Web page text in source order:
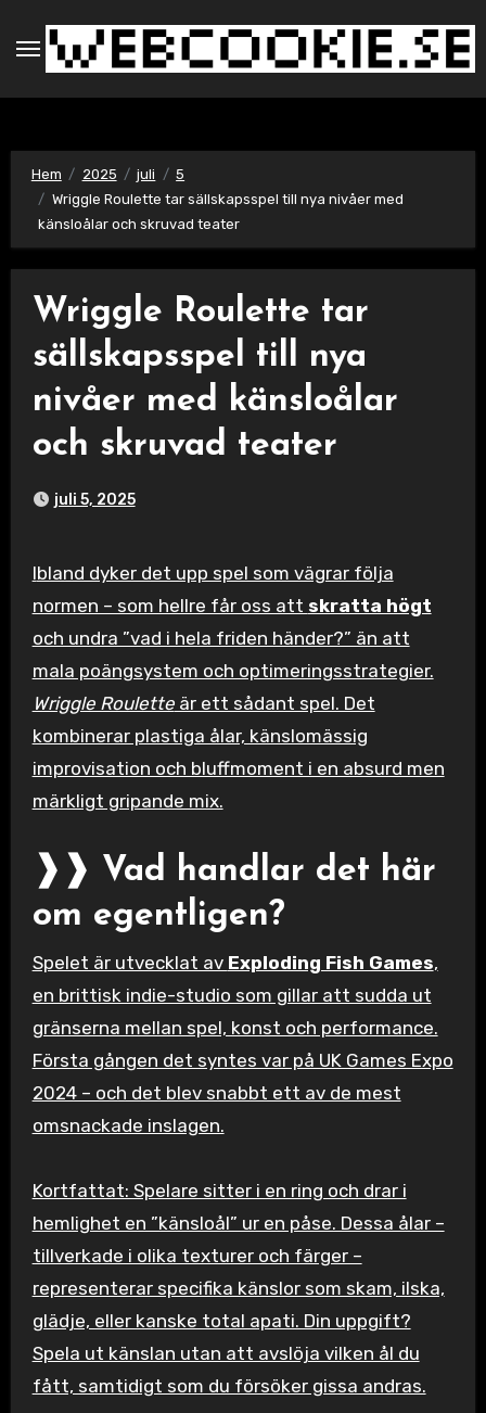
till
innehåll
Hem 2025 juli
5
Wriggle Roulette tar sällskapsspel till nya nivåer med
känsloålar och skruvad teater
Wriggle Roulette tar
sällskapsspel till nya
nivåer med känsloålar
och skruvad teater
juli 5, 2025
Ibland dyker det upp spel som vägrar följa
normen – som hellre får oss att skratta högt
och undra ”vad i hela friden händer?” än att
mala poängsystem och optimeringsstrategier.
Wriggle Rouletteär ett sådant spel. Det
kombinerar plastiga ålar, känslomässig
improvisation och bluffmoment i en absurd men
märkligt gripande mix.
❱❱ Vad handlar det här
om egentligen?
Spelet är utvecklat av Exploding Fish Games,
en brittisk indie-studio som gillar att sudda ut
gränserna mellan spel, konst och performance.
Första gången det syntes var på UK Games Expo
2024 – och det blev snabbt ett av de mest
omsnackade inslagen.
Kortfattat: Spelare sitter i en ring och drar i
hemlighet en ”känsloål” ur en påse. Dessa ålar –
tillverkade i olika texturer och färger –
representerar specifika känslor som skam, ilska,
glädje, eller kanske total apati. Din uppgift?
Spela ut känslan utan att avslöja vilken ål du
fått, samtidigt som du försöker gissa andras.